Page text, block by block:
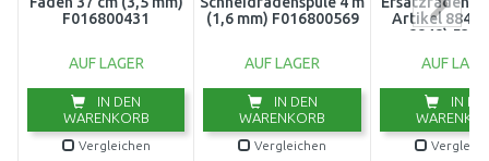
F016800431
AUF LAGER
IN DEN
WARENKORB
Vergleichen
(1,6 mm) F016800569
AUF LAGER
IN DEN
WARENKORB
Vergleichen
Artikel 8846,
8848)
AUF
IN